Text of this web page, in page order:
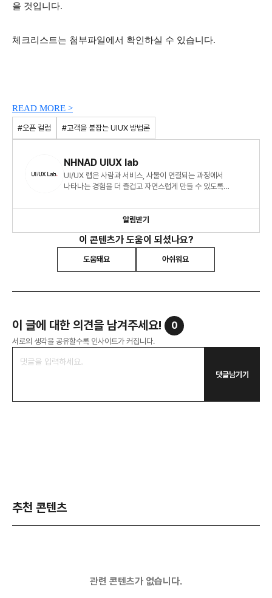
을 것입니다.
체크리스트는 첨부파일에서 확인하실 수 있습니다.
READ MORE >
#오픈 컬럼 #고객을 붙잡는 UIUX 방법론
NHNAD UIUX lab
UI/UX 랩은 사람과 서비스, 사물이 연결되는 과정에서
나타나는 경험을 더 즐겁고 자연스럽게 만들 수 있도록
디자인에 대한 다년간의 경험을 가진 마케팅, 기획, 디자인
분야의 전문가들로 구성되어 있습니다.
알림받기
이 콘텐츠가 도움이 되셨나요?
도움돼요 아쉬워요
이 글에 대한 의견을 남겨주세요! 0
서로의 생각을 공유할수록 인사이트가 커집니다.
댓글남기기
추천 콘텐츠
관련 콘텐츠가 없습니다.